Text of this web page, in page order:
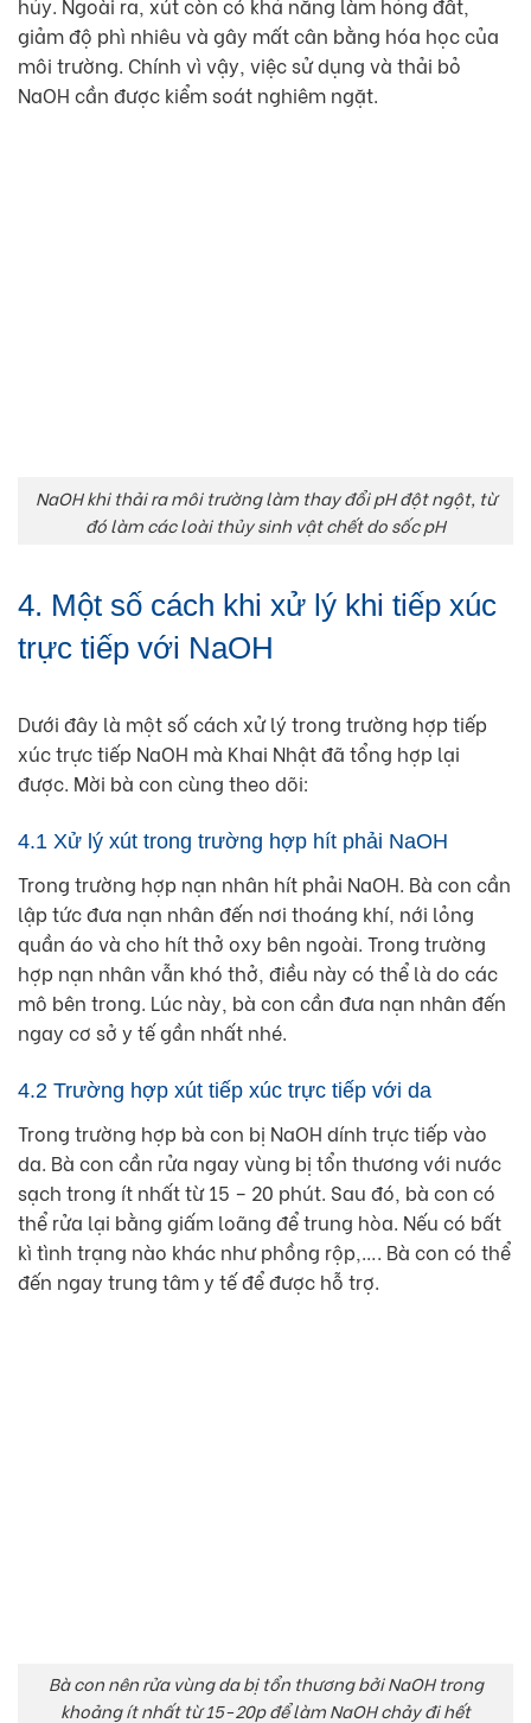
hủy. Ngoài ra, xút còn có khả năng làm hỏng đất,
giảm độ phì nhiêu và gây mất cân bằng hóa học của
môi trường. Chính vì vậy, việc sử dụng và thải bỏ
NaOH cần được kiểm soát nghiêm ngặt.
NaOH khi thải ra môi trường làm thay đổi pH đột ngột, từ
đó làm các loài thủy sinh vật chết do sốc pH
4. Một số cách khi xử lý khi tiếp xúc
trực tiếp với NaOH
Dưới đây là một số cách xử lý trong trường hợp tiếp
xúc trực tiếp NaOH mà Khai Nhật đã tổng hợp lại
được. Mời bà con cùng theo dõi:
4.1 Xử lý xút trong trường hợp hít phải NaOH
Trong trường hợp nạn nhân hít phải NaOH. Bà con cần
lập tức đưa nạn nhân đến nơi thoáng khí, nới lỏng
quần áo và cho hít thở oxy bên ngoài. Trong trường
hợp nạn nhân vẫn khó thở, điều này có thể là do các
mô bên trong. Lúc này, bà con cần đưa nạn nhân đến
ngay cơ sở y tế gần nhất nhé.
4.2 Trường hợp xút tiếp xúc trực tiếp với da
Trong trường hợp bà con bị NaOH dính trực tiếp vào
da. Bà con cần rửa ngay vùng bị tổn thương với nước
sạch trong ít nhất từ 15 – 20 phút. Sau đó, bà con có
thể rửa lại bằng giấm loãng để trung hòa. Nếu có bất
kì tình trạng nào khác như phồng rộp,…. Bà con có thể
đến ngay trung tâm y tế để được hỗ trợ.
Bà con nên rửa vùng da bị tổn thương bởi NaOH trong
khoảng ít nhất từ 15-20p để làm NaOH chảy đi hết